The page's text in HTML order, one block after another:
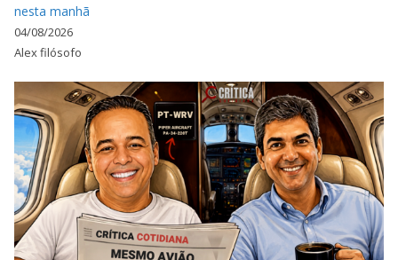
nesta manhã
04/08/2026
Alex filósofo